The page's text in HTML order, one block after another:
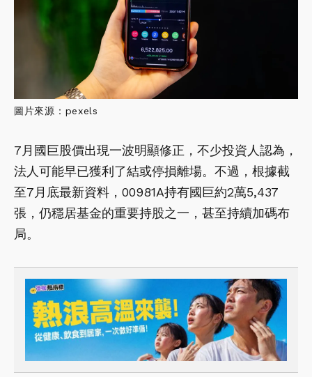
圖片來源：pexels
7月國巨股價出現一波明顯修正，不少投資人認為，
法人可能早已獲利了結或停損離場。不過，根據截
至7月底最新資料，00981A持有國巨約2萬5,437
張，仍穩居基金的重要持股之一，甚至持續加碼布
局。